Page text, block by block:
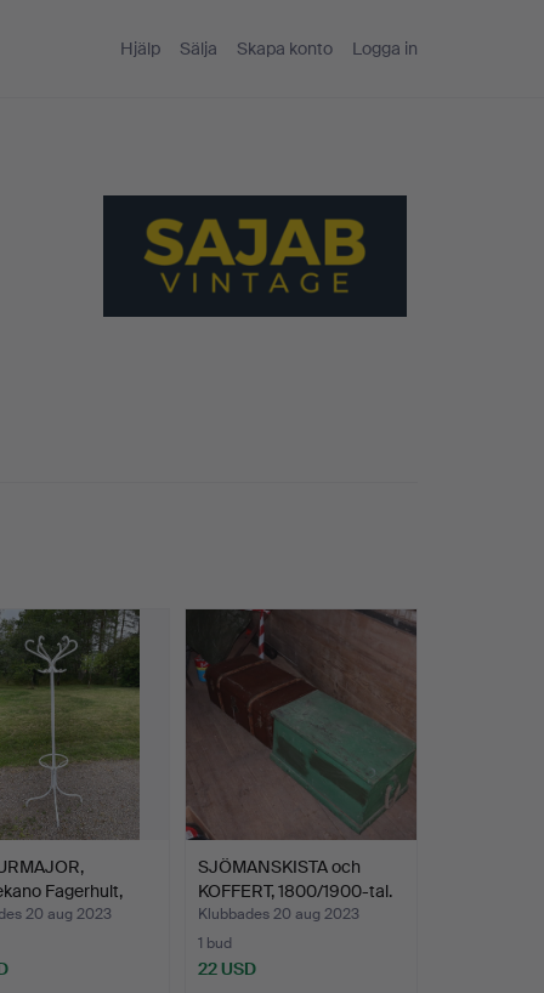
Hjälp Sälja Skapa konto Logga in
Fagerhult,
20 aug 2023
SJÖMANSKISTA och
KOFFERT, 1800/1900-tal.
Klubbades 20 aug 2023
1 bud
22 USD